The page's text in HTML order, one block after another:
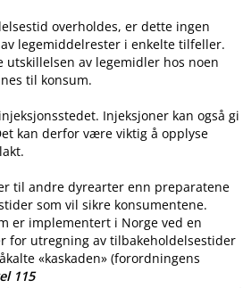
overholdes, er dette ingen
legemiddelrester i enkelte tilfeller.
av legemidler hos noen
til konsum.
Injeksjoner kan også gi
kan derfor være viktig å opplyse
til andre dyrearter enn preparatene
som vil sikre konsumentene.
er implementert i Norge ved en
for utregning av tilbakeholdelsestider
«kaskaden» (forordningens
115